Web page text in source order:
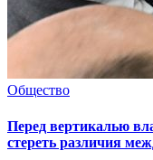
Общество
Перед вертикалью
стереть различия